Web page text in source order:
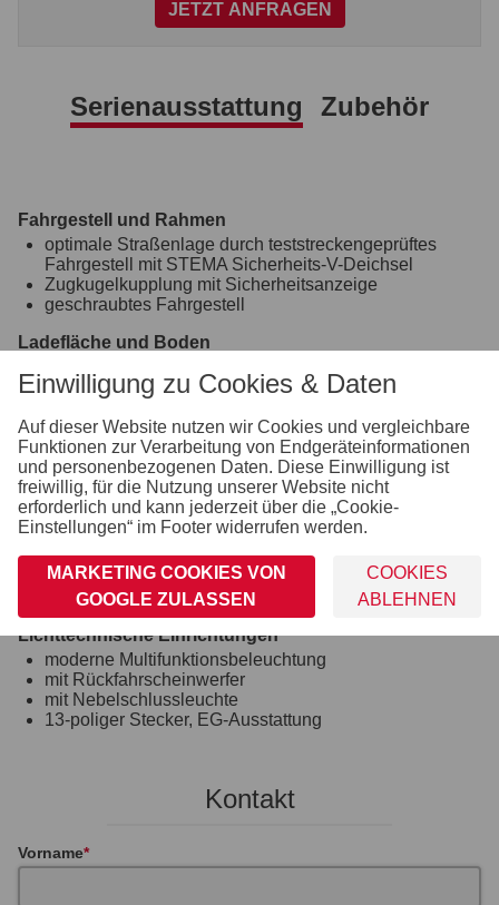
JETZT ANFRAGEN
Serienausstattung Zubehör
Fahrgestell und Rahmen
optimale Straßenlage durch teststreckengeprüftes
Fahrgestell mit STEMA Sicherheits-V-Deichsel
Zugkugelkupplung mit Sicherheitsanzeige
geschraubtes Fahrgestell
Ladefläche und Boden
Siebdruckholzboden
Räder und Achsen
robuste Gummifederachse
wartungsfreie Kompaktradlager
stoßfeste Kunststoffkotflügel
Unterlegkeile inkl. Halterung montiert
Verzurr- und Sicherungsmöglichkeiten
6 versenkte Verzurrbügel, auf der Ladefläche im
Rahmen integriert
Lichttechnische Einrichtungen
moderne Multifunktionsbeleuchtung
mit Rückfahrscheinwerfer
mit Nebelschlussleuchte
13-poliger Stecker, EG-Ausstattung
Kontakt
Vorname
Einwilligung zu Cookies & Daten
Auf dieser Website nutzen wir Cookies und vergleichbare
Funktionen zur Verarbeitung von Endgeräteinformationen
und personenbezogenen Daten. Diese Einwilligung ist
freiwillig, für die Nutzung unserer Website nicht
erforderlich und kann jederzeit über die „Cookie-
Einstellungen“ im Footer widerrufen werden.
MARKETING COOKIES VON
GOOGLE ZULASSEN
COOKIES
ABLEHNEN